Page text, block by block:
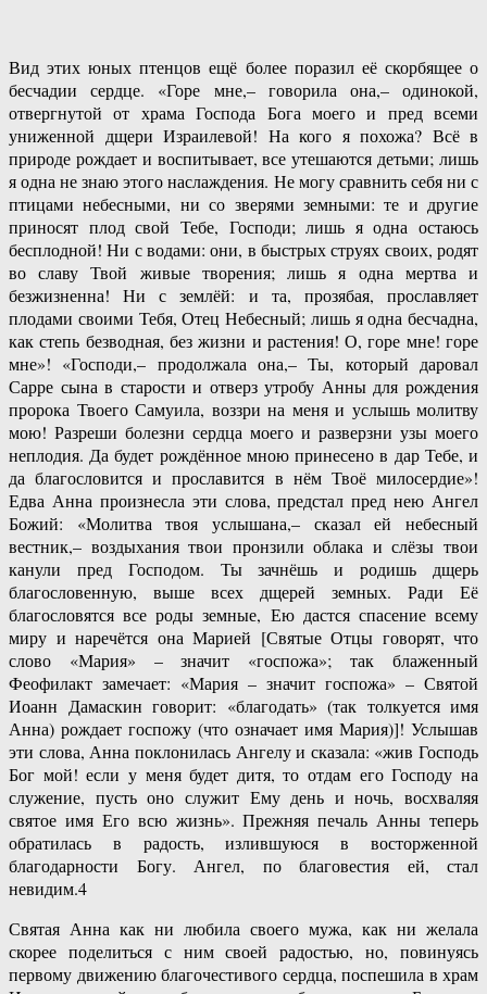
Вид этих юных птенцов ещё более поразил её скорбящее о
бесчадии сердце. «Горе мне,– говорила она,– одинокой,
отвергнутой от храма Господа Бога моего и пред всеми
униженной дщери Израилевой! На кого я похожа? Всё в
природе рождает и воспитывает, все утешаются детьми; лишь
я одна не знаю этого наслаждения. Не могу сравнить себя ни с
птицами небесными, ни со зверями земными: те и другие
приносят плод свой Тебе, Господи; лишь я одна остаюсь
бесплодной! Ни с водами: они, в быстрых струях своих, родят
во славу Твой живые творения; лишь я одна мертва и
безжизненна! Ни с землёй: и та, прозябая, прославляет
плодами своими Тебя, Отец Небесный; лишь я одна бесчадна,
как степь безводная, без жизни и растения! О, горе мне! горе
мне»! «Господи,– продолжала она,– Ты, который даровал
Сарре сына в старости и отверз утробу Анны для рождения
пророка Твоего Самуила, воззри на меня и услышь молитву
мою! Разреши болезни сердца моего и разверзни узы моего
неплодия. Да будет рождённое мною принесено в дар Тебе, и
да благословится и прославится в нём Твоё милосердие»!
Едва Анна произнесла эти слова, предстал пред нею Ангел
Божий: «Молитва твоя услышана,– сказал ей небесный
вестник,– воздыхания твои пронзили облака и слёзы твои
канули пред Господом. Ты зачнёшь и родишь дщерь
благословенную, выше всех дщерей земных. Ради Её
благословятся все роды земные, Ею дастся спасение всему
миру и наречётся она Марией [Святые Отцы говорят, что
слово «Мария» – значит «госпожа»; так блаженный
Феофилакт замечает: «Мария – значит госпожа» – Святой
Иоанн Дамаскин говорит: «благодать» (так толкуется имя
Анна) рождает госпожу (что означает имя Мария)]! Услышав
эти слова, Анна поклонилась Ангелу и сказала: «жив Господь
Бог мой! если у меня будет дитя, то отдам его Господу на
служение, пусть оно служит Ему день и ночь, восхваляя
святое имя Его всю жизнь». Прежняя печаль Анны теперь
обратилась в радость, излившуюся в восторженной
благодарности Богу. Ангел, по благовестия ей, стал
невидим.4
Святая Анна как ни любила своего мужа, как ни желала
скорее поделиться с ним своей радостью, но, повинуясь
первому движению благочестивого сердца, поспешила в храм